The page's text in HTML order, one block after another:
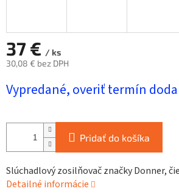
37 € / ks
30,08 € bez DPH
cena:
Vypredané, overiť termín
Pridať do košíka
Slúchadlový zosilňovač značky Donner,
Detailné informácie